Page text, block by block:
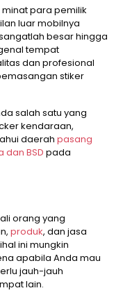
minat para pemilik
luar mobilnya
besar hingga
tempat
dan profesional
stiker
salah satu yang
kendaraan,
daerah pasang
BSD pada
orang yang
produk, dan jasa
ini mungkin
apabila Anda mau
jauh-jauh
lain.